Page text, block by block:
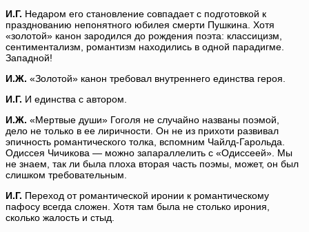
И.Г. Недаром его становление совпадает с подготовкой к
празднованию непонятного юбилея смерти Пушкина. Хотя
«золотой» канон зародился до рождения поэта: классицизм,
сентиментализм, романтизм находились в одной парадигме.
Западной!
И.Ж. «Золотой» канон требовал внутреннего единства героя.
И.Г. И единства с автором.
И.Ж. «Мертвые души» Гоголя не случайно названы поэмой,
дело не только в ее лиричности. Он не из прихоти развивал
эпичность романтического толка, вспомним Чайлд-Гарольда.
Одиссея Чичикова — можно запараллелить с «Одиссеей». Мы
не знаем, так ли была плоха вторая часть поэмы, может, он был
слишком требовательным.
И.Г. Переход от романтической иронии к романтическому
пафосу всегда сложен. Хотя там была не столько ирония,
сколько жалость и стыд.